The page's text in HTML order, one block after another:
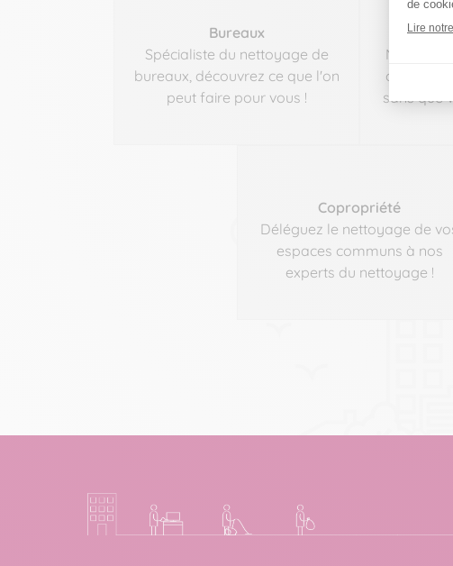
Bureaux
Spécialiste du nettoyage de
bureaux, découvrez ce que l'on
peut faire pour vous !
Nous
cabinet
sans que
Copropriété
Déléguez le nettoyage de
espaces communs à nos
experts du nettoyage !